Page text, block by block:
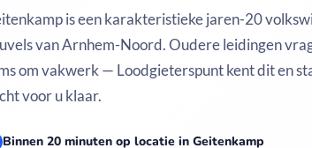
is een karakteristieke jaren-20
van Arnhem-Noord. Oudere leidingen
om vakwerk — Loodgieterspunt kent dit en
voor u klaar.
Binnen 20 minuten op locatie in Geitenkamp